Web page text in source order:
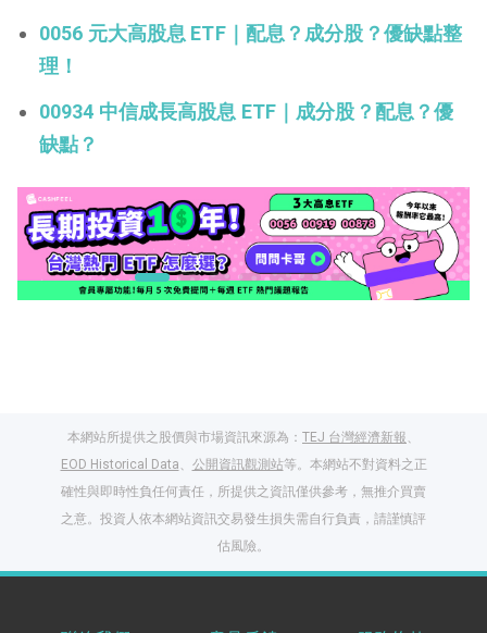
0056 元大高股息 ETF｜配息？成分股？優缺點整
理！
00934 中信成長高股息 ETF｜成分股？配息？優
缺點？
本網站所提供之股價與市場資訊來源為： TEJ 台灣經濟新報、
EOD Historical Data、 公開資訊觀測站等。本網站不對資料之正
確性與即時性負任何責任，所提供之資訊僅供參考，無推介買賣
之意。投資人依本網站資訊交易發生損失需自行負責，請謹慎評
估風險。